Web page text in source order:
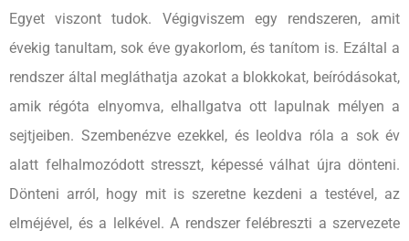
Egyet viszont tudok. Végigviszem egy rendszeren, amit
évekig tanultam, sok éve gyakorlom, és tanítom is. Ezáltal a
rendszer által megláthatja azokat a blokkokat, beíródásokat,
amik régóta elnyomva, elhallgatva ott lapulnak mélyen a
sejtjeiben. Szembenézve ezekkel, és leoldva róla a sok év
alatt felhalmozódott stresszt, képessé válhat újra dönteni.
Dönteni arról, hogy mit is szeretne kezdeni a testével, az
elméjével, és a lelkével. A rendszer felébreszti a szervezete